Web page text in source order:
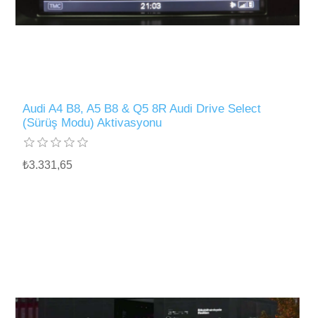
Audi A4 B8, A5 B8 & Q5 8R Audi Drive Select
(Sürüş Modu) Aktivasyonu
₺3.331,65